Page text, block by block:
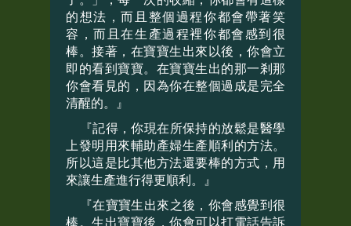
的想法，而且整個過程你都會帶著笑
容，而且在生產過程裡你都會感到很
棒。接著，在寶寶生出來以後，你會立
即的看到寶寶。在寶寶生出的那一剎那
你會看見的，因為你在整個過成是完全
清醒的。』
『記得，你現在所保持的放鬆是醫學
上發明用來輔助產婦生產順利的方法。
所以這是比其他方法還要棒的方式，用
來讓生產進行得更順利。』
『在寶寶生出來之後，你會感覺到很
棒。生出寶寶後，你會可以打電話告訴